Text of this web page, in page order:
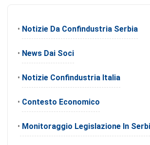
• Notizie Da Confindustria Serbia
• News Dai Soci
• Notizie Confindustria Italia
• Contesto Economico
• Monitoraggio Legislazione In